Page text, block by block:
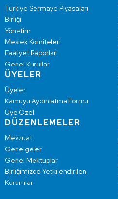
Türkiye Sermaye Piyasaları
Birliği
Yönetim
Meslek Komiteleri
Faaliyet Raporları
Genel Kurullar
ÜYELER
Üyeler
Kamuyu Aydınlatma Formu
Üye Özel
DÜZENLEMELER
Mevzuat
Genelgeler
Genel Mektuplar
Birliğimizce Yetkilendirilen
Kurumlar